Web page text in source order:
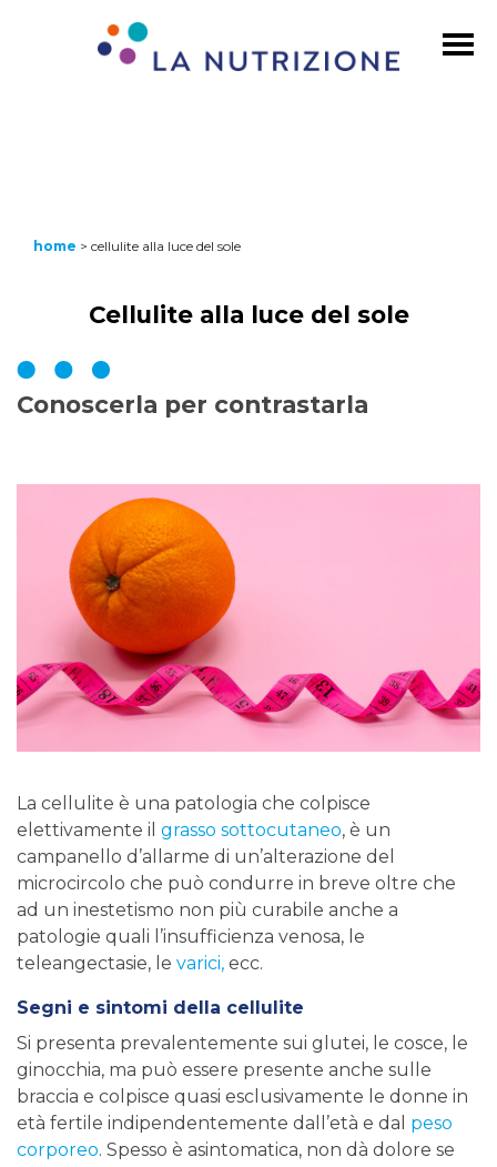
home > cellulite alla luce del sole
Cellulite alla luce del sole
Conoscerla per contrastarla
La cellulite è una patologia che colpisce
elettivamente il grasso sottocutaneo, è un
campanello d’allarme di un’alterazione del
microcircolo che può condurre in breve oltre che
ad un inestetismo non più curabile anche a
patologie quali l’insufficienza venosa, le
teleangectasie, le varici, ecc.
Segni e sintomi della cellulite
Si presenta prevalentemente sui glutei, le cosce, le
ginocchia, ma può essere presente anche sulle
braccia e colpisce quasi esclusivamente le donne in
età fertile indipendentemente dall’età e dal peso
corporeo. Spesso è asintomatica, non dà dolore se